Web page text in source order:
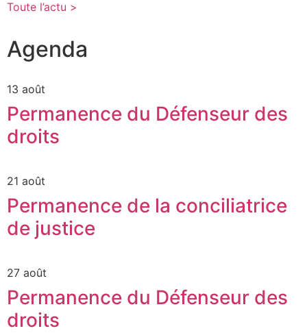
Toute l’actu >
Agenda
13 août
Permanence du Défenseur des
droits
21 août
Permanence de la conciliatrice
de justice
27 août
Permanence du Défenseur des
droits